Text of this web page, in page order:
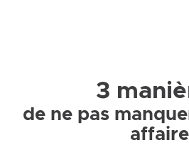
3
de ne pas
affaire